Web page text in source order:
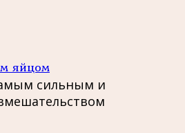
яйцом
сильным и